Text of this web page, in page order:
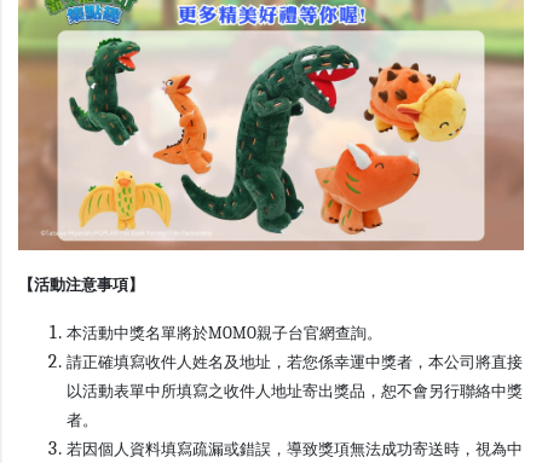
【活動注意事項】
本活動中獎名單將於MOMO親子台官網查詢。
請正確填寫收件人姓名及地址，若您係幸運中獎者，本公司將直接
以活動表單中所填寫之收件人地址寄出獎品，恕不會另行聯絡中獎
者。
若因個人資料填寫疏漏或錯誤，導致獎項無法成功寄送時，視為中